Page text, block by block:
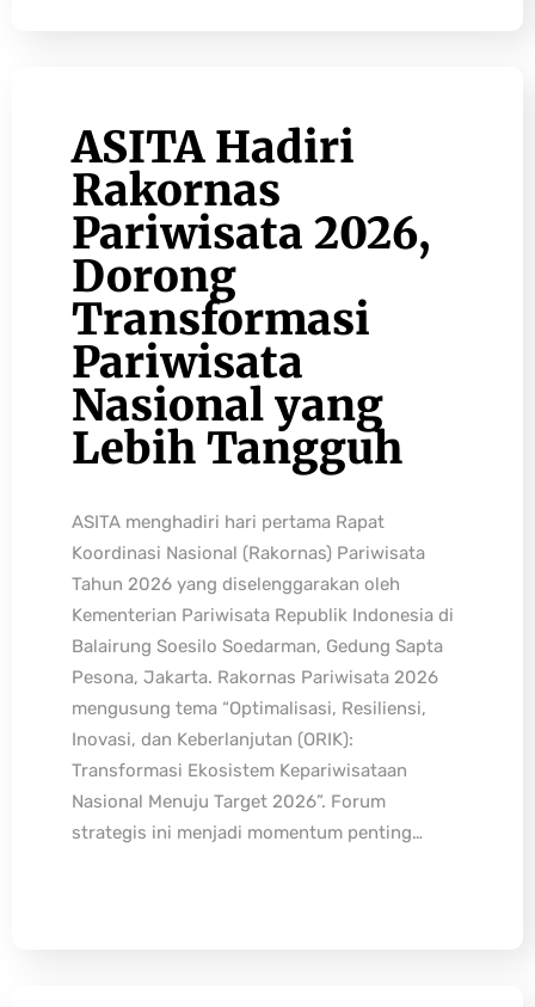
ASITA Hadiri
Rakornas
Pariwisata 2026,
Dorong
Transformasi
Pariwisata
Nasional yang
Lebih Tangguh
ASITA menghadiri hari pertama Rapat
Koordinasi Nasional (Rakornas) Pariwisata
Tahun 2026 yang diselenggarakan oleh
Kementerian Pariwisata Republik Indonesia di
Balairung Soesilo Soedarman, Gedung Sapta
Pesona, Jakarta. Rakornas Pariwisata 2026
mengusung tema “Optimalisasi, Resiliensi,
Inovasi, dan Keberlanjutan (ORIK):
Transformasi Ekosistem Kepariwisataan
Nasional Menuju Target 2026”. Forum
strategis ini menjadi momentum penting…